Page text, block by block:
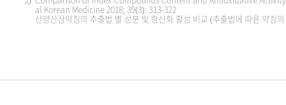
al Korean Medicine 2018; 39(3): 313-322
산양산삼약침의 추출법 별 성분 및 항산화 활성 비교 (추출법에 따른 약침